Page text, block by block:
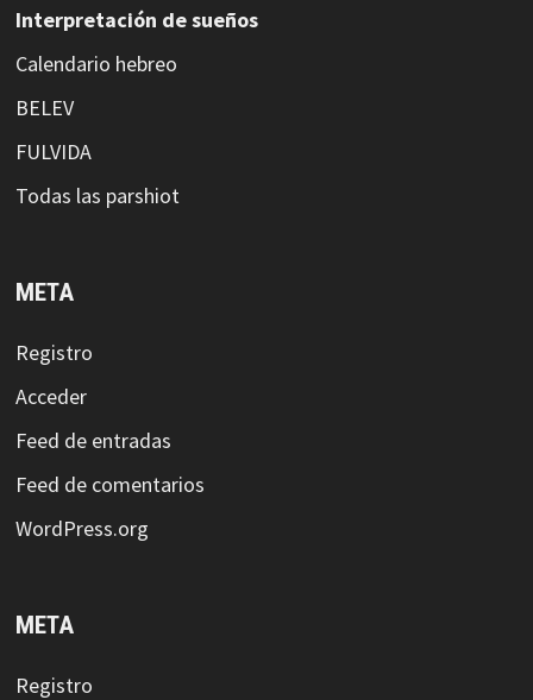
Interpretación de sueños
Calendario hebreo
BELEV
FULVIDA
Todas las parshiot
META
Registro
Acceder
Feed de entradas
Feed de comentarios
WordPress.org
META
Registro